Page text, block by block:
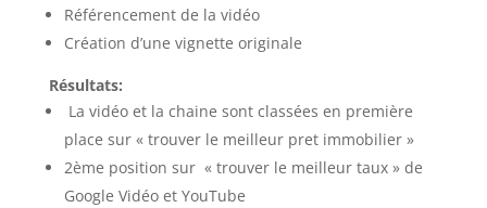
Référencement de la vidéo
Création d’une vignette originale
Résultats:
La vidéo et la chaine sont classées en première
place sur « trouver le meilleur pret immobilier »
2ème position sur « trouver le meilleur taux » de
Google Vidéo et YouTube